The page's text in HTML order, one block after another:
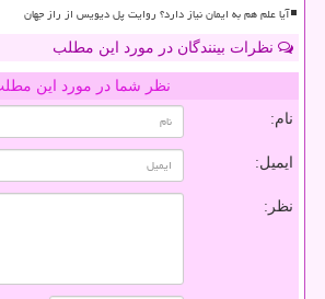
آیا علم هم به ایمان نیاز دارد؟ روایت پل دیویس از راز جهان
نظرات بینندگان در مورد این مطلب
نظر شما در مورد این
نام:
ایمیل:
نظر: